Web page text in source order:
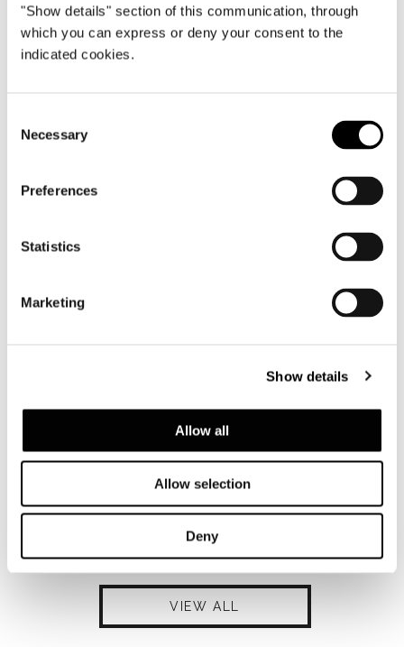
"Show details" section of this communication, through
which you can express or deny your consent to the
indicated cookies.
Selection
Necessary
Preferences
Statistics
Marketing
Show details
Allow all
Allow selection
Deny
DINING HIGH SIDEBOARD - ASH STRUCTURE /
VIEW ALL